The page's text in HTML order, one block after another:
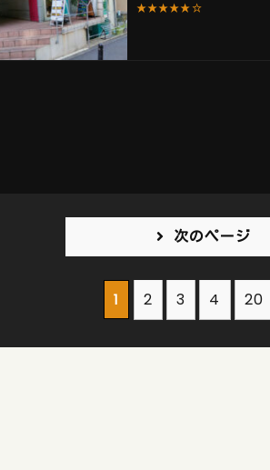
★★★★★☆
次のページ
1 2 3 4 20